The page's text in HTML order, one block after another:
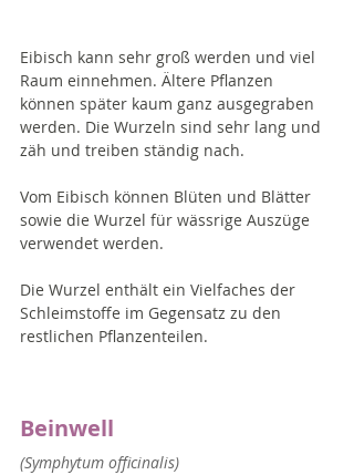
Eibisch kann sehr groß werden und viel
Raum einnehmen. Ältere Pflanzen
können später kaum ganz ausgegraben
werden. Die Wurzeln sind sehr lang und
zäh und treiben ständig nach.
Vom Eibisch können Blüten und Blätter
sowie die Wurzel für wässrige Auszüge
verwendet werden.
Die Wurzel enthält ein Vielfaches der
Schleimstoffe im Gegensatz zu den
restlichen Pflanzenteilen.
Beinwell
(Symphytum officinalis)